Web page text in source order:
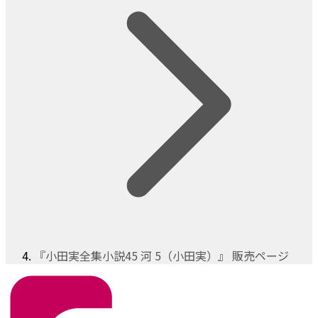
『小田実全集小説45 河 5（小田実）』 販売ページ